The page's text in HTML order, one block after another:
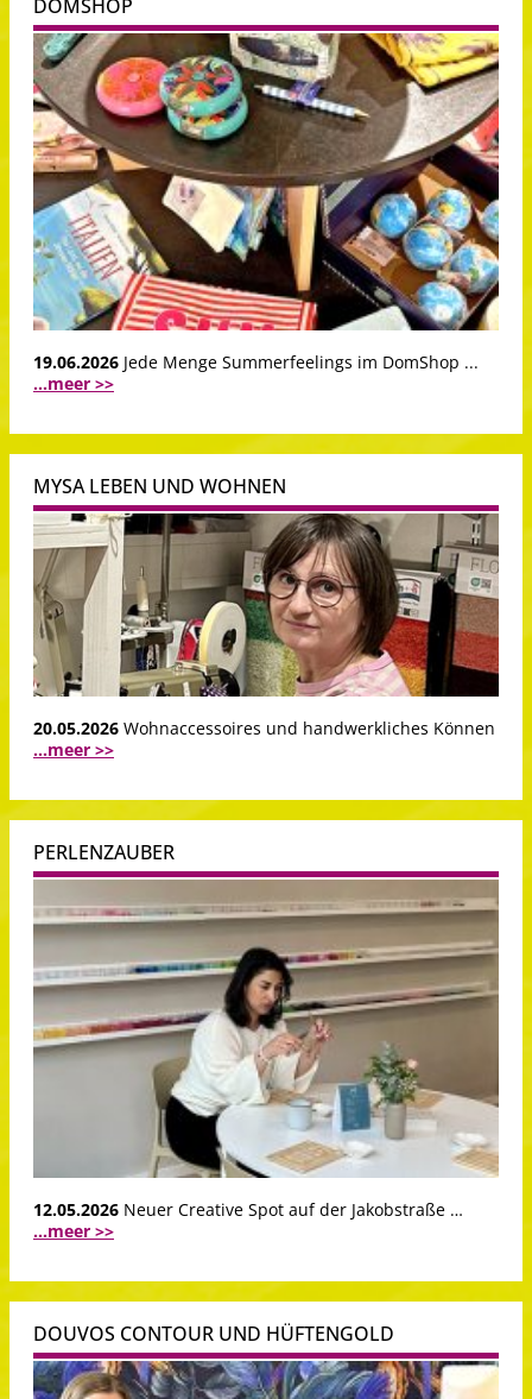
DOMSHOP
19.06.2026 Jede Menge Summerfeelings im DomShop ...
...meer >>
MYSA LEBEN UND WOHNEN
20.05.2026 Wohnaccessoires und handwerkliches Können
...meer >>
PERLENZAUBER
12.05.2026 Neuer Creative Spot auf der Jakobstraße …
...meer >>
DOUVOS CONTOUR UND HÜFTENGOLD